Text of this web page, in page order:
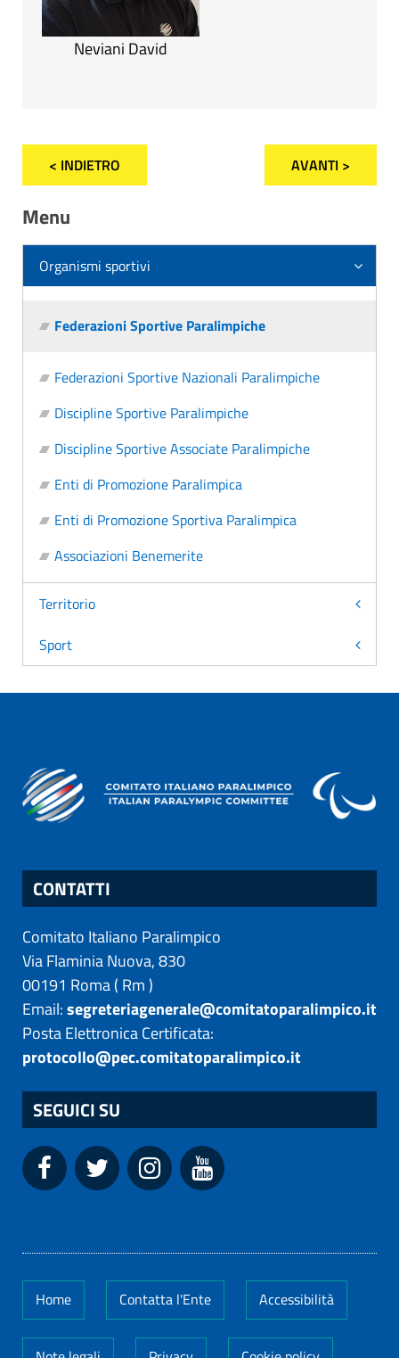
Neviani David
< INDIETRO AVANTI >
Menu
Organismi sportivi
Federazioni Sportive Paralimpiche
Federazioni Sportive Nazionali Paralimpiche
Discipline Sportive Paralimpiche
Discipline Sportive Associate Paralimpiche
Enti di Promozione Paralimpica
Enti di Promozione Sportiva Paralimpica
Associazioni Benemerite
Territorio
Sport
CONTATTI
Comitato Italiano Paralimpico
Via Flaminia Nuova, 830
00191 Roma( Rm)
Email:segreteriagenerale@comitatoparalimpico.it
Posta Elettronica Certificata:
protocollo@pec.comitatoparalimpico.it
SEGUICI SU
Home Contatta l'Ente Accessibilità